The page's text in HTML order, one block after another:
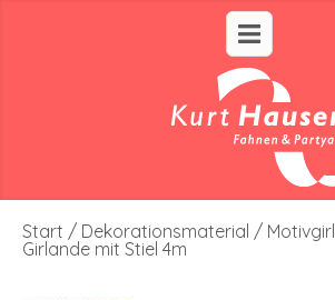
Start / Dekorationsmaterial /
Girlande mit Stiel 4m